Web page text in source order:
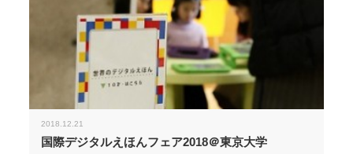
2018.12.21
国際デジタルえほんフェア2018＠東京大学